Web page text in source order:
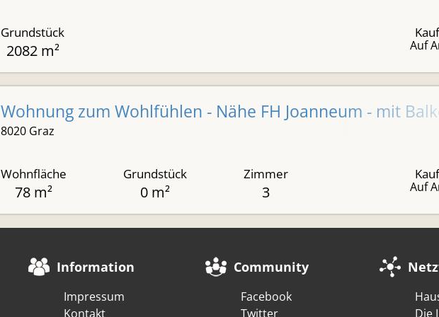
Grundstück
2082 m² Auf
Wohnung zum Wohlfühlen - Nähe FH Joanneum - mit
8020 Graz
Wohnfläche
78 m²
Grundstück
0 m²
Zimmer
3 Auf
Information
Impressum
Kontakt
Community
Facebook
Twitter
Die